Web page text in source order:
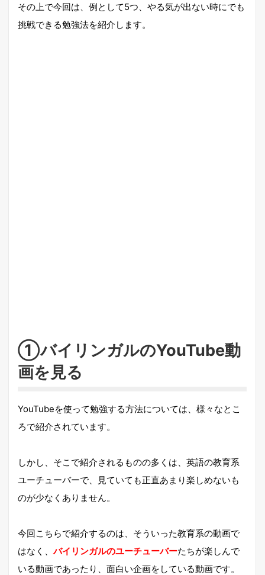
その上で今回は、例として5つ、やる気が出ない時にでも
挑戦できる勉強法を紹介します。
①バイリンガルのYouTube動
画を見る
YouTubeを使って勉強する方法については、様々なとこ
ろで紹介されています。
しかし、そこで紹介されるものの多くは、英語の教育系
ユーチューバーで、見ていても正直あまり楽しめないも
のが少なくありません。
今回こちらで紹介するのは、そういった教育系の動画で
はなく、バイリンガルのユーチューバーたちが楽しんで
いる動画であったり、面白い企画をしている動画です。